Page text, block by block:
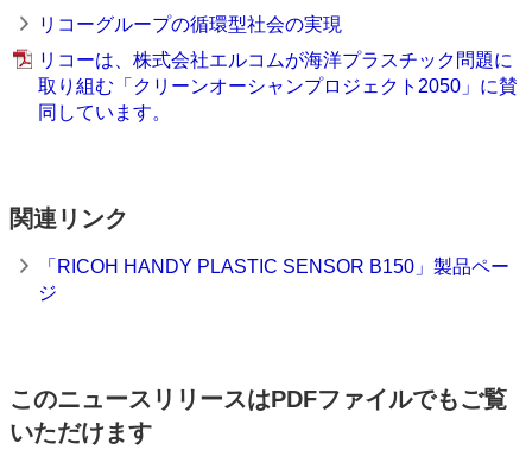
リコーグループの循環型社会の実現
リコーは、株式会社エルコムが海洋プラスチック問題に
取り組む「クリーンオーシャンプロジェクト2050」に賛
同しています。
関連リンク
「RICOH HANDY PLASTIC SENSOR B150」製品ペー
ジ
このニュースリリースはPDFファイルでもご覧
いただけます